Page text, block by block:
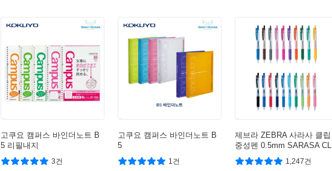
고쿠요 캠퍼스 바인더노트 B
5 리필내지
3건
고쿠요 캠퍼스 바인더노트 B
5
1건
제브라 ZEBRA 사라사 클립
중성펜 0.5mm SARASA CLI
P
1,247건